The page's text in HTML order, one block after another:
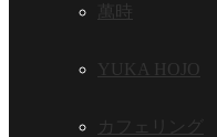
萬時
YUKA HOJO
カフェリング